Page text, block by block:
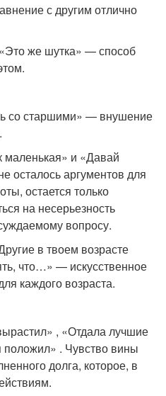
с другим отлично
же шутка» — способ
со старшими» — внушение
маленькая» и «Давай
осталось аргументов для
остается только
на несерьезность
вопросу.
в твоем возрасте
что…» — искусственное
каждого возраста.
, «Отдала лучшие
. Чувство вины
долга, которое, в